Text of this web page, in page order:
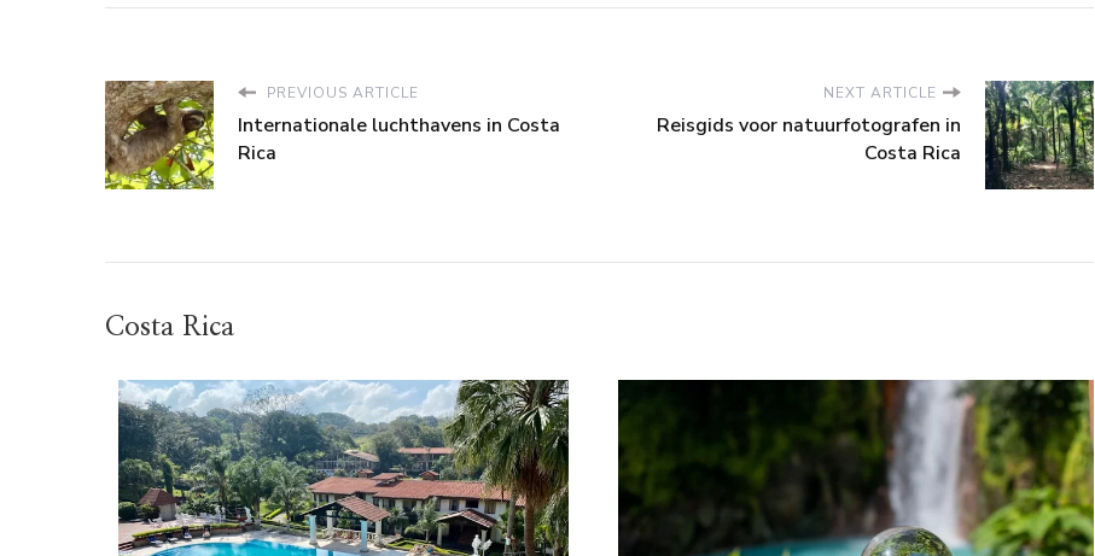
PREVIOUS ARTICLE
Internationale luchthavens in Costa
Rica
NEXT ARTICLE
Reisgids voor natuurfotografen in
Costa Rica
Costa Rica